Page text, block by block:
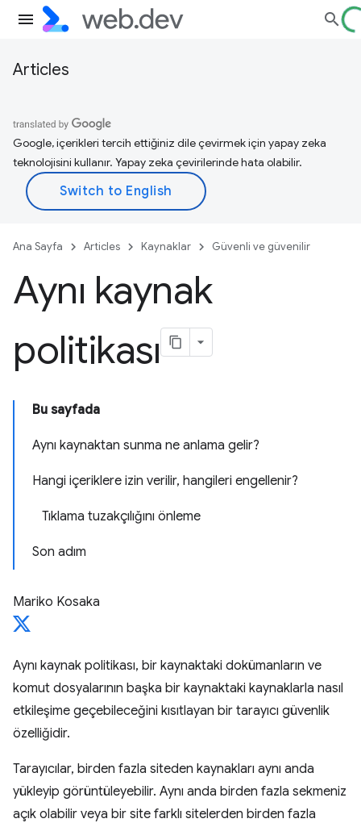
Articles
Google, içerikleri tercih ettiğiniz dile çevirmek için yapay zeka
teknolojisini kullanır. Yapay zeka çevirilerinde hata olabilir.
Ana Sayfa Articles Kaynaklar Güvenli ve güvenilir
Aynı kaynak
politikası
Bu sayfada
Aynı kaynaktan sunma ne anlama gelir?
Hangi içeriklere izin verilir, hangileri engellenir?
Tıklama tuzakçılığını önleme
Son adım
Mariko Kosaka
Aynı kaynak politikası, bir kaynaktaki dokümanların ve
komut dosyalarının başka bir kaynaktaki kaynaklarla nasıl
etkileşime geçebileceğini kısıtlayan bir tarayıcı güvenlik
özelliğidir.
Tarayıcılar, birden fazla siteden kaynakları aynı anda
yükleyip görüntüleyebilir. Aynı anda birden fazla sekmeniz
açık olabilir veya bir site farklı sitelerden birden fazla